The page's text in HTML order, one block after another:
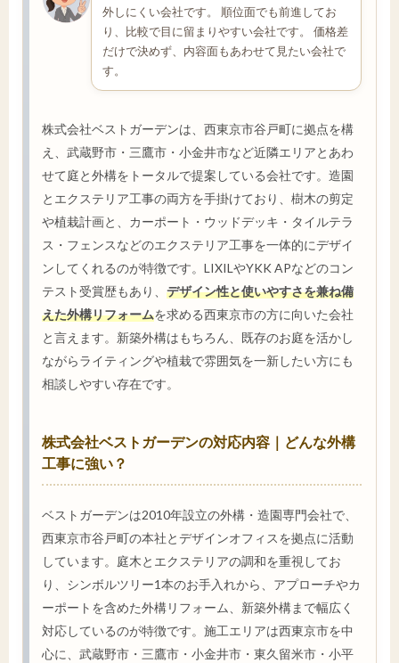
外しにくい会社です。 順位面でも前進してお
り、比較で目に留まりやすい会社です。 価格差
だけで決めず、内容面もあわせて見たい会社で
す。
株式会社ベストガーデンは、西東京市谷戸町に拠点を構
え、武蔵野市・三鷹市・小金井市など近隣エリアとあわ
せて庭と外構をトータルで提案している会社です。造園
とエクステリア工事の両方を手掛けており、樹木の剪定
や植栽計画と、カーポート・ウッドデッキ・タイルテラ
ス・フェンスなどのエクステリア工事を一体的にデザイ
ンしてくれるのが特徴です。LIXILやYKK APなどのコン
テスト受賞歴もあり、 デザイン性と使いやすさを兼ね備
えた外構リフォームを求める西東京市の方に向いた会社
と言えます。新築外構はもちろん、既存のお庭を活かし
ながらライティングや植栽で雰囲気を一新したい方にも
相談しやすい存在です。
株式会社ベストガーデンの対応内容｜どんな外構
工事に強い？
ベストガーデンは2010年設立の外構・造園専門会社で、
西東京市谷戸町の本社とデザインオフィスを拠点に活動
しています。庭木とエクステリアの調和を重視してお
り、シンボルツリー1本のお手入れから、アプローチやカ
ーポートを含めた外構リフォーム、新築外構まで幅広く
対応しているのが特徴です。施工エリアは西東京市を中
心に、武蔵野市・三鷹市・小金井市・東久留米市・小平